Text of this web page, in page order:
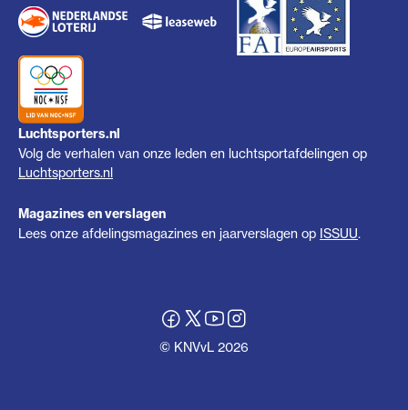
Luchtsporters.nl
Volg de verhalen van onze leden en luchtsportafdelingen op
Luchtsporters.nl
Magazines en verslagen
Lees onze afdelingsmagazines en jaarverslagen op ISSUU.
© KNVvL 2026